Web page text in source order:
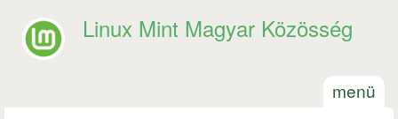
Linux Mint Magyar Közösség
menü